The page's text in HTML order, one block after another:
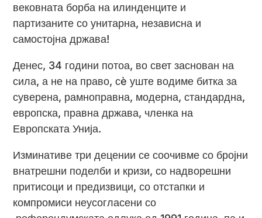
вековната борба на илинденците и
партизаните со унитарна, независна и
самостојна држава!
Денес, 34 години потоа, во свет заснован на
сила, а не на право, сè уште водиме битка за
суверена, рамноправна, модерна, стандардна,
европска, правна држава, членка на
Европската Унија.
Изминативе три децении се соочивме со бројни
внатрешни поделби и кризи, со надворешни
притисоци и предизвици, со отстапки и
компромиси неусогласени со